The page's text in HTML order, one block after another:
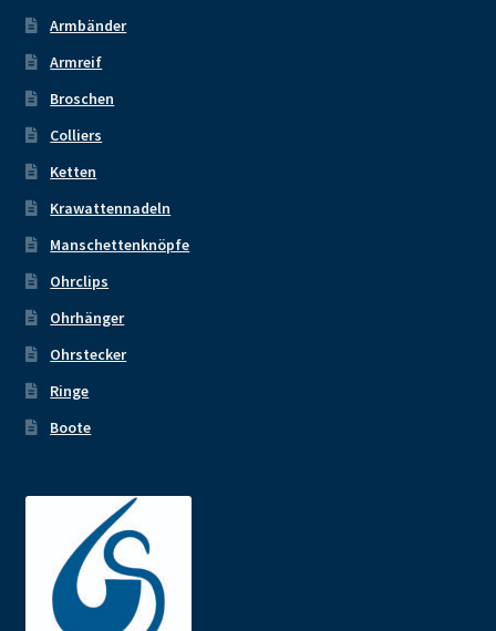
Armbänder
Armreif
Broschen
Colliers
Ketten
Krawattennadeln
Manschettenknöpfe
Ohrclips
Ohrhänger
Ohrstecker
Ringe
Boote